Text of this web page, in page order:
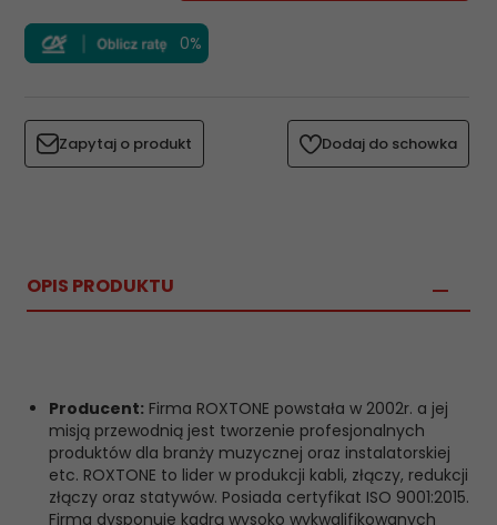
0%
Zapytaj o produkt Dodaj do schowka
OPIS PRODUKTU
Producent: Firma ROXTONE powstała w 2002r. a jej
misją przewodnią jest tworzenie profesjonalnych
produktów dla branży muzycznej oraz instalatorskiej
etc. ROXTONE to lider w produkcji kabli, złączy, redukcji
złączy oraz statywów. Posiada certyfikat ISO 9001:2015.
Firma dysponuje kadrą wysoko wykwalifikowanych